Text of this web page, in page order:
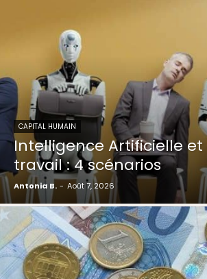
CAPITAL HUMAIN
Intelligence Artificielle
travail : 4 scénarios
Antonia B. - Août 7, 2026